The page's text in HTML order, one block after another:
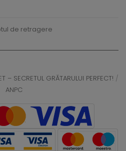
de retragere
– SECRETUL GRĂTARULUI PERFECT! /
ANPC